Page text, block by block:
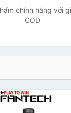
chính hãng với
COD